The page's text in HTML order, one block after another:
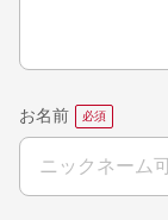
お名前